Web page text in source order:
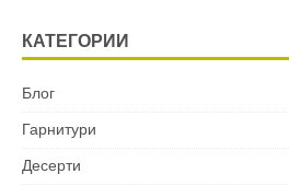
КАТЕГОРИИ
Блог
Гарнитури
Десерти